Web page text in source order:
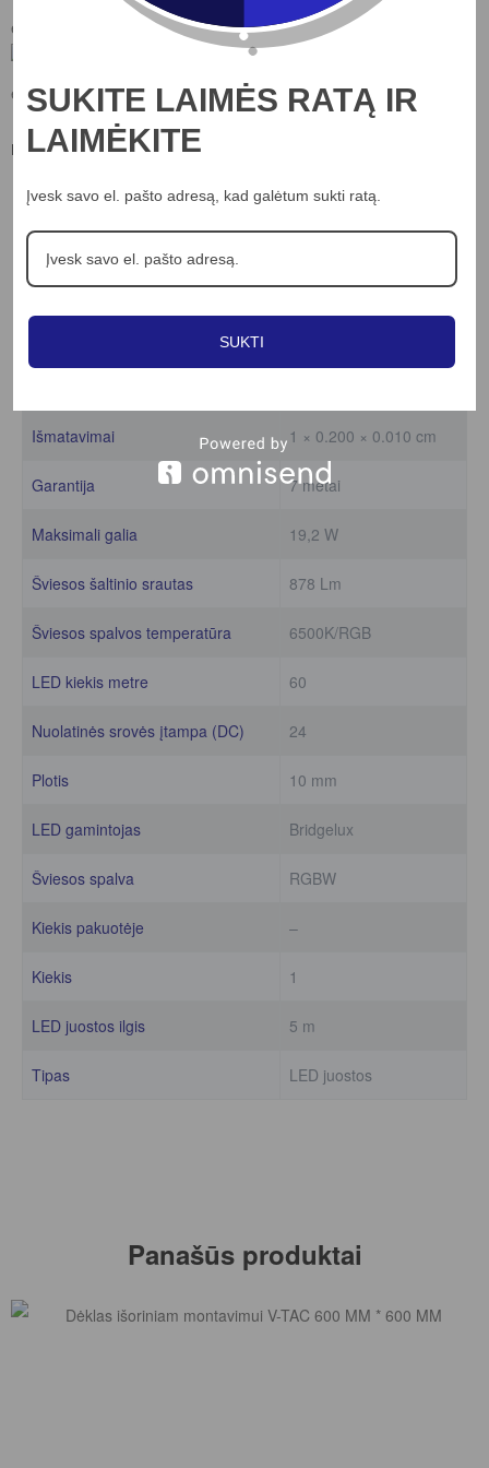
Dalintis:
Aprašymas Papildoma informacija
19.2W/m LED juosta LUXSONN, BRIDGELUX diodai,
RGB+6500K, DC24, IP20, 60 LED/m, 5m ritė
Išmatavimai 1 × 0.200 × 0.010 cm
Garantija 7 metai
Maksimali galia 19,2 W
Šviesos šaltinio srautas 878 Lm
Šviesos spalvos temperatūra 6500K/RGB
LED kiekis metre 60
Nuolatinės srovės įtampa (DC) 24
Plotis 10 mm
LED gamintojas Bridgelux
Šviesos spalva RGBW
Kiekis pakuotėje –
Kiekis 1
LED juostos ilgis 5 m
Tipas LED juostos
Panašūs produktai
SUKITE LAIMĖS RATĄ IR
LAIMĖKITE
Įvesk savo el. pašto adresą, kad galėtum sukti ratą.
SUKTI